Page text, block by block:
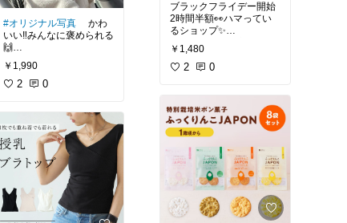
#オリジナル写真 かわ
いい‼️みんなに褒められる
🙌
こちらはベージュです💛
￥1,990
2 0
ブラックフライデー開始
2時間半額👀ハマってい
るショップ✨
どれもデザイン良し！質
感よし！でこれもドタイ
プ🤭
￥1,480
2 0